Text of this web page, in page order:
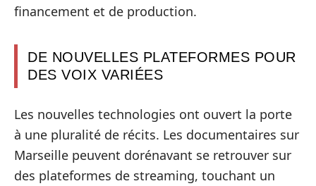
financement et de production.
DE NOUVELLES PLATEFORMES POUR
DES VOIX VARIÉES
Les nouvelles technologies ont ouvert la porte
à une pluralité de récits. Les documentaires sur
Marseille peuvent dorénavant se retrouver sur
des plateformes de streaming, touchant un